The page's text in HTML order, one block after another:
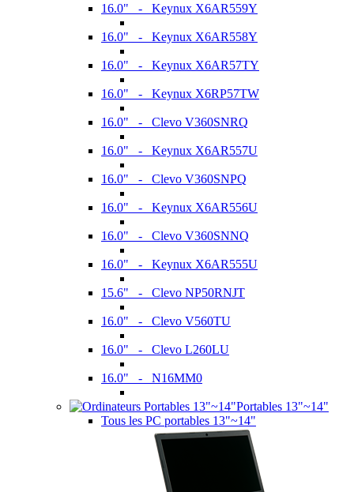
16.0" - Keynux X6AR559Y
16.0" - Keynux X6AR558Y
16.0" - Keynux X6AR57TY
16.0" - Keynux X6RP57TW
16.0" - Clevo V360SNRQ
16.0" - Keynux X6AR557U
16.0" - Clevo V360SNPQ
16.0" - Keynux X6AR556U
16.0" - Clevo V360SNNQ
16.0" - Keynux X6AR555U
15.6" - Clevo NP50RNJT
16.0" - Clevo V560TU
16.0" - Clevo L260LU
16.0" - N16MM0
Portables 13"~14"
Tous les PC portables 13"~14"